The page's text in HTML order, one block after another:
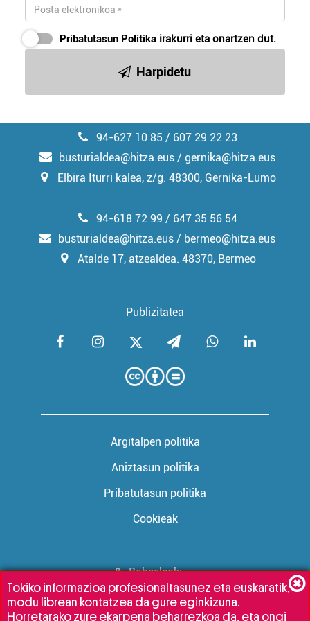
erabiltzeko baimen esplizitua ematen diguzu.
irakurri
Pribatutasun Politika irakurri eta onartzen dut.
Harpidetu
94-627 10 85 / 607 29 22 23
busturialdea@hitza.eus / gernika@hitza.eus
Elbira Iturri kalea, z/g. 48300, Gernika-Lumo
Publizitatea
94-618 72 99 / 647 35 56 54
busturialdea@hitza.eus / bermeo@hitza.eus
Atalde 17, atzealdea. 48370, Bermeo
Argitalpen politika
Aniztasun politika
Pribatutasun politika
Cookieak
Babesleak:
Tokiko informazioa profesionaltasunez eta euskaratik,
modu librean kontatzea da gure eginkizuna.
Horretarako zure ekarpena beharrezkoa da, eta ongi